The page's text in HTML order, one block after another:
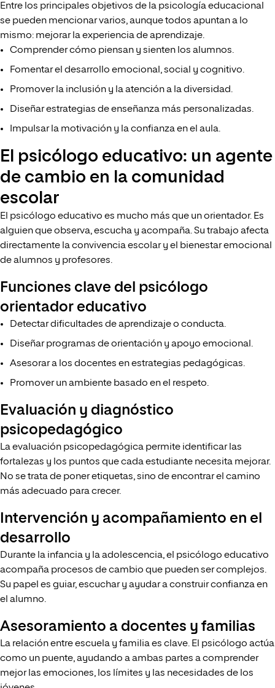
Entre los principales objetivos de la psicología educacional
se pueden mencionar varios, aunque todos apuntan a lo
mismo: mejorar la experiencia de aprendizaje.
Comprender cómo piensan y sienten los alumnos.
Fomentar el desarrollo emocional, social y cognitivo.
Promover la inclusión y la atención a la diversidad.
Diseñar estrategias de enseñanza más personalizadas.
Impulsar la motivación y la confianza en el aula.
El psicólogo educativo: un agente
de cambio en la comunidad
escolar
El psicólogo educativo es mucho más que un orientador. Es
alguien que observa, escucha y acompaña. Su trabajo afecta
directamente la convivencia escolar y el bienestar emocional
de alumnos y profesores.
Funciones clave del psicólogo
orientador educativo
Detectar dificultades de aprendizaje o conducta.
Diseñar programas de orientación y apoyo emocional.
Asesorar a los docentes en estrategias pedagógicas.
Promover un ambiente basado en el respeto.
Evaluación y diagnóstico
psicopedagógico
La evaluación psicopedagógica permite identificar las
fortalezas y los puntos que cada estudiante necesita mejorar.
No se trata de poner etiquetas, sino de encontrar el camino
más adecuado para crecer.
Intervención y acompañamiento en el
desarrollo
Durante la infancia y la adolescencia, el psicólogo educativo
acompaña procesos de cambio que pueden ser complejos.
Su papel es guiar, escuchar y ayudar a construir confianza en
el alumno.
Asesoramiento a docentes y familias
La relación entre escuela y familia es clave. El psicólogo actúa
como un puente, ayudando a ambas partes a comprender
mejor las emociones, los límites y las necesidades de los